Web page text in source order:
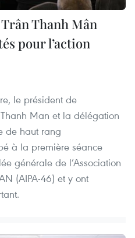
Thanh Mân
pour l’action
le président de
Man et la délégation
de haut rang
à la première séance
générale de l’Association
(AIPA-46) et y ont